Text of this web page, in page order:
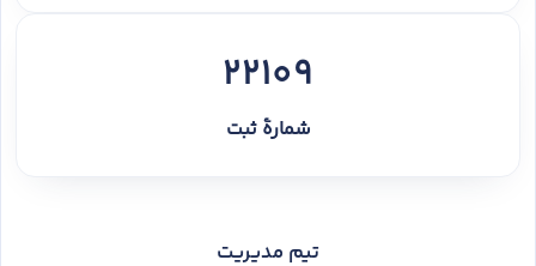
22109
شمارهٔ ثبت
تیم مدیریت